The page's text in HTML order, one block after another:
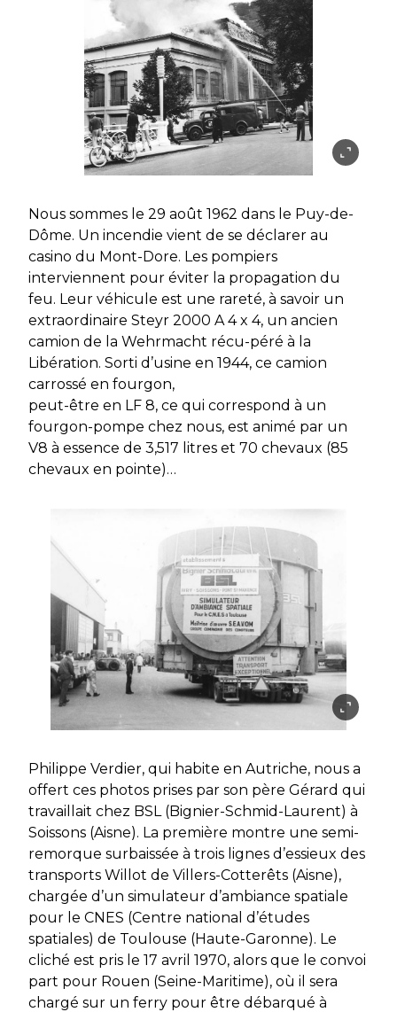
Nous sommes le 29 août 1962 dans le Puy-de-
Dôme. Un incendie vient de se déclarer au
casino du Mont-Dore. Les pompiers
interviennent pour éviter la propagation du
feu. Leur véhicule est une rareté, à savoir un
extraordinaire Steyr 2000 A 4 x 4, un ancien
camion de la Wehrmacht récu-péré à la
Libération. Sorti d’usine en 1944, ce camion
carrossé en fourgon,
peut-être en LF 8, ce qui correspond à un
fourgon-pompe chez nous, est animé par un
V8 à essence de 3,517 litres et 70 chevaux (85
chevaux en pointe)…
Philippe Verdier, qui habite en Autriche, nous a
offert ces photos prises par son père Gérard qui
travaillait chez BSL (Bignier-Schmid-Laurent) à
Soissons (Aisne). La première montre une semi-
remorque surbaissée à trois lignes d’essieux des
transports Willot de Villers-Cotterêts (Aisne),
chargée d’un simulateur d’ambiance spatiale
pour le CNES (Centre national d’études
spatiales) de Toulouse (Haute-Garonne). Le
cliché est pris le 17 avril 1970, alors que le convoi
part pour Rouen (Seine-Maritime), où il sera
chargé sur un ferry pour être débarqué à